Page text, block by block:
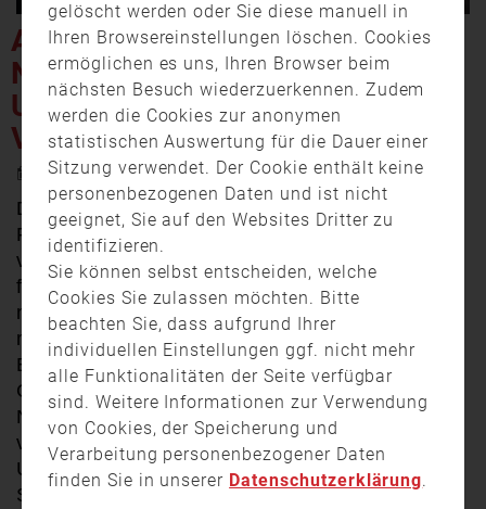
AUSGELASSENER START INS
NEUE JAHR –
UNTERFRÄNKISCHE POLIZEI
VERMELDET 345 EINSÄTZE
2. Januar 2023 9:08
Das Jahr 2022 wurde laut und bunt
Feuerwerkskörpern und Böllern
verabschie
Unterfranken
berwiegend
friedlich und mit ausgelassenen Feiern in das
neue Jahr gestartet. Die
Polizeibeamten
mussten in der Silvesternachtdennoch
Einsätze bewältigen. Damit liegt die
Gesamtzahl der Einsätze etwas über dem
Niveau von 2020, dem letzten Jahreswechsel
vor den Corona-
eschränkungen. In ganz
Unterfrankenkam
es, insbesondere in den
Stunden nach MitternachtzuRuhestörungen
gelöscht werden oder Sie diese manuell in
Ihren Browsereinstellungen löschen. Cookies
ermöglichen es uns, Ihren Browser beim
nächsten Besuch wiederzuerkennen. Zudem
werden die Cookies zur anonymen
statistischen Auswertung für die Dauer einer
Sitzung verwendet. Der Cookie enthält keine
personenbezogenen Daten und ist nicht
geeignet, Sie auf den Websites Dritter zu
identifizieren.
Sie können selbst entscheiden, welche
Cookies Sie zulassen möchten. Bitte
beachten Sie, dass aufgrund Ihrer
individuellen Einstellungen ggf. nicht mehr
alle Funktionalitäten der Seite verfügbar
sind. Weitere Informationen zur Verwendung
von Cookies, der Speicherung und
Verarbeitung personenbezogener Daten
finden Sie in unserer Datenschutzerklärung.